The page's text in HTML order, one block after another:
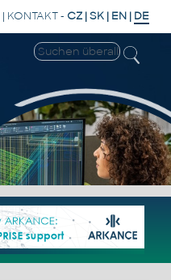
| KONTAKT- CZ |SK | EN | DE